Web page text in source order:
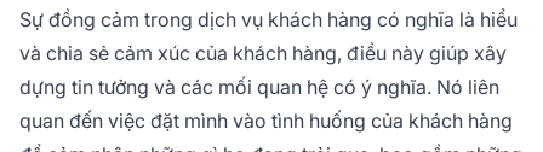
Sự đồng cảm trong dịch vụ khách hàng có nghĩa là hiểu
và chia sẻ cảm xúc của khách hàng, điều này giúp xây
dựng tin tưởng và các mối quan hệ có ý nghĩa. Nó liên
quan đến việc đặt mình vào tình huống của khách hàng